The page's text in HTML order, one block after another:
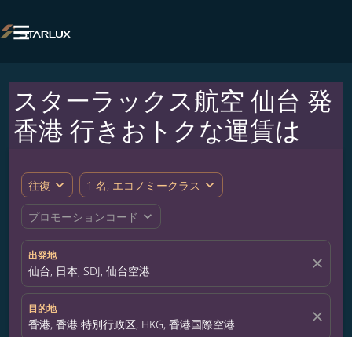

スターラックス航空 仙台 発
香港 行きおトクな運賃は
往復 expand_more 1 名, エコノミークラス expand_more
プロモーションコード expand_more
出発地
仙台, 日本, SDJ, 仙台空港 close
目的地
香港, 香港 特別行政区, HKG, 香港国際空港 close